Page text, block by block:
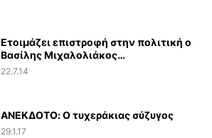
Ετοιμάζει επιστροφή στην πολιτική ο
Βασίλης Μιχαλολιάκος…
22.7.14
ΑΝΕΚΔΟΤΟ: Ο τυχεράκιας σύζυγος
29.1.17